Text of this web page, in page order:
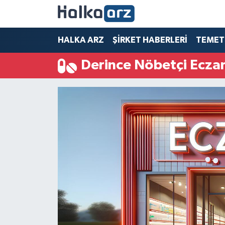
HALKA ARZ ŞİRKET HABERLERİ
Derince Nöbetçi
HALKA ARZ
SERMAYE ARTIRIMI
ŞİRKET HABERLERİ